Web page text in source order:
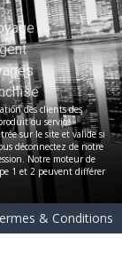
des clients des
ou service
sur le site et valide si
déconnectez de notre
Notre moteur de
1 et 2 peuvent différer
& Conditions